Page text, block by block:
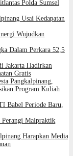
Polda Sumsel
Usai Kedapatan
Wujudkan
Dalam Perkara 52,5
Jakarta Hadirkan
Gratis
Pangkalpinang,
Program Kuliah
Babel Periode Baru,
Perangi Malpraktik
Harapkan Media